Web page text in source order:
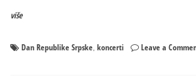
više
Dan Republike Srpske, koncerti Leave a